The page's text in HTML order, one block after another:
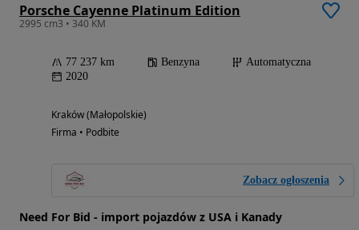
Porsche Cayenne Platinum Edition
2995 cm3 • 340 KM
77 237 km Benzyna
Automatyczna
2020
Kraków (Małopolskie)
Firma • Podbite
Zobacz ogłoszenia
Need For Bid - import pojazdów z USA i Kanady